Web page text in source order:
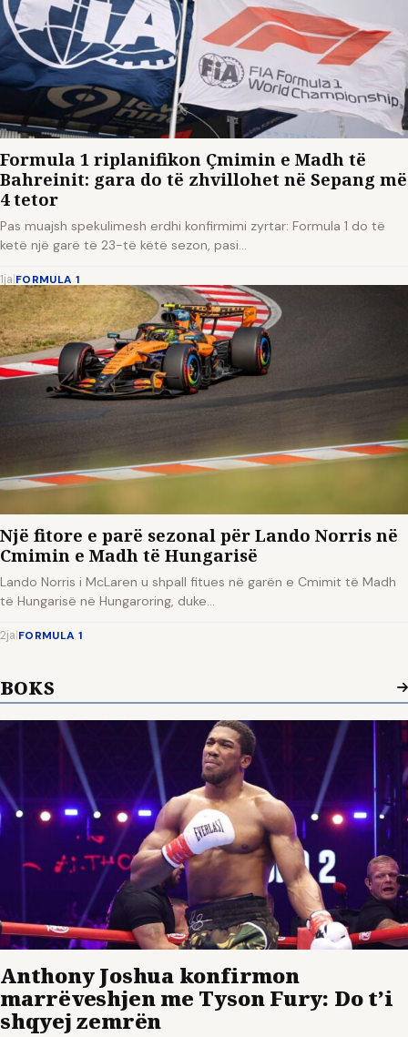
Formula 1 riplanifikon Çmimin e Madh të
Bahreinit: gara do të zhvillohet në Sepang më
4 tetor
Pas muajsh spekulimesh erdhi konfirmimi zyrtar: Formula 1 do të
ketë një garë të 23-të këtë sezon, pasi…
1ja FORMULA 1
Një fitore e parë sezonal për Lando Norris në
Cmimin e Madh të Hungarisë
Lando Norris i McLaren u shpall fitues në garën e Cmimit të Madh
të Hungarisë në Hungaroring, duke…
2ja FORMULA 1
BOKS
Anthony Joshua konfirmon
marrëveshjen me Tyson Fury: Do t’i
shqyej zemrën